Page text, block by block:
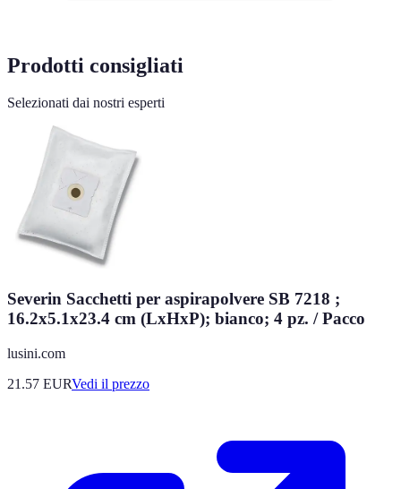
Prodotti consigliati
Selezionati dai nostri esperti
Severin Sacchetti per aspirapolvere SB 7218 ;
16.2x5.1x23.4 cm (LxHxP); bianco; 4 pz. / Pacco
lusini.com
21.57 EURVedi il prezzo